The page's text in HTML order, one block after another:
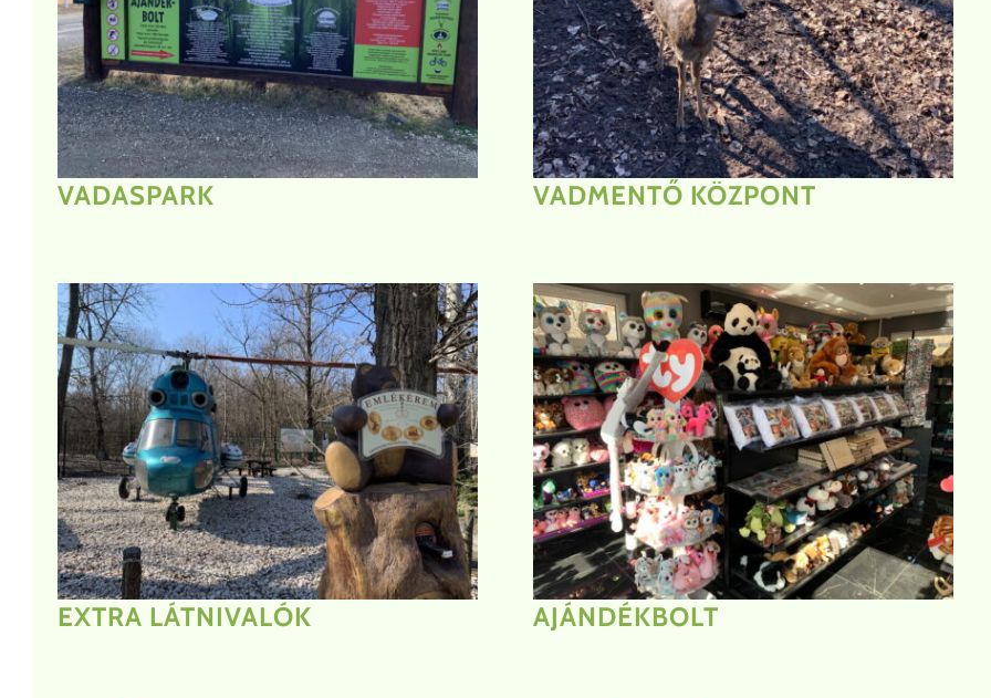
VADASPARK VADMENTŐ KÖZPONT
EXTRA LÁTNIVALÓK AJÁNDÉKBOLT